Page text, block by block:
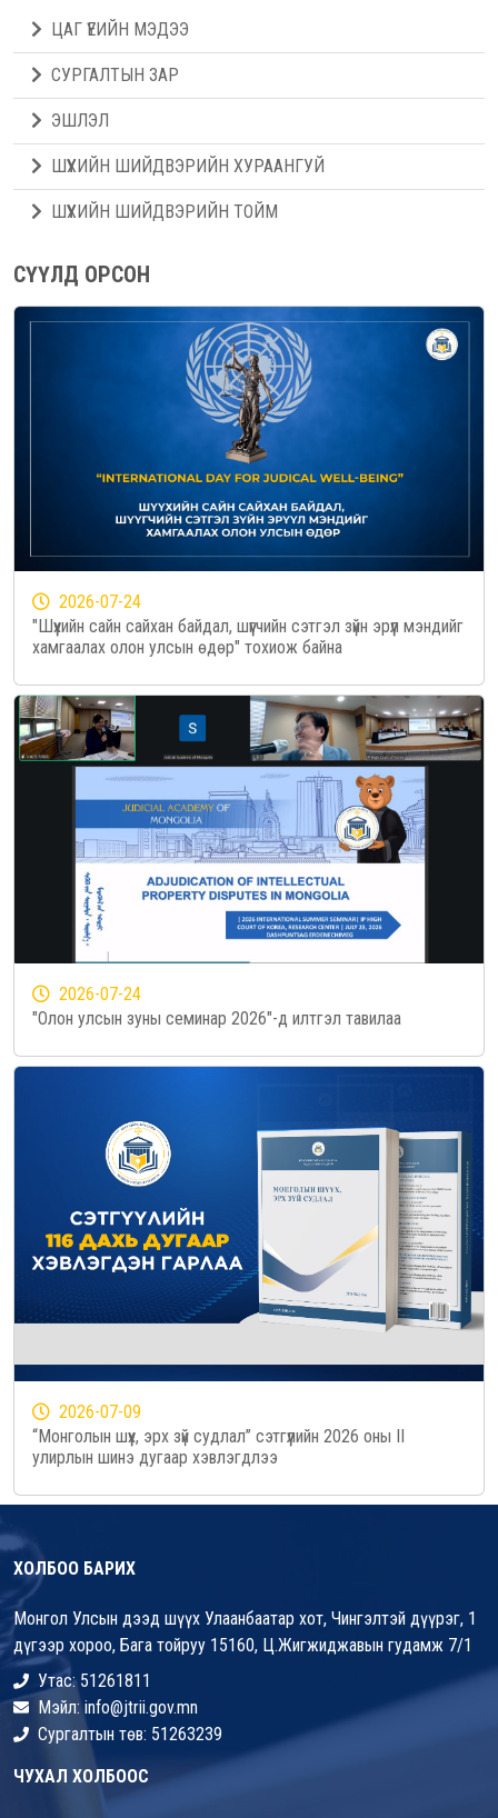
ЦАГ ҮЕИЙН МЭДЭЭ
СУРГАЛТЫН ЗАР
ЭШЛЭЛ
ШҮҮХИЙН ШИЙДВЭРИЙН ХУРААНГУЙ
ШҮҮХИЙН ШИЙДВЭРИЙН ТОЙМ
СҮҮЛД ОРСОН
2026-07-24
"Шүүхийн сайн сайхан байдал, шүүгчийн сэтгэл зүйн эрүүл мэндийг
хамгаалах олон улсын өдөр" тохиож байна
2026-07-24
"Олон улсын зуны семинар 2026"-д илтгэл тавилаа
2026-07-09
“Монголын шүүх, эрх зүй судлал” сэтгүүлийн 2026 оны II
улирлын шинэ дугаар хэвлэгдлээ
ХОЛБОО БАРИХ
Монгол Улсын дээд шүүх Улаанбаатар хот, Чингэлтэй дүүрэг, 1
дүгээр хороо, Бага тойруу 15160, Ц.Жигжиджавын гудамж 7/1
Утас: 51261811
Мэйл: info@jtrii.gov.mn
Сургалтын төв: 51263239
ЧУХАЛ ХОЛБООС